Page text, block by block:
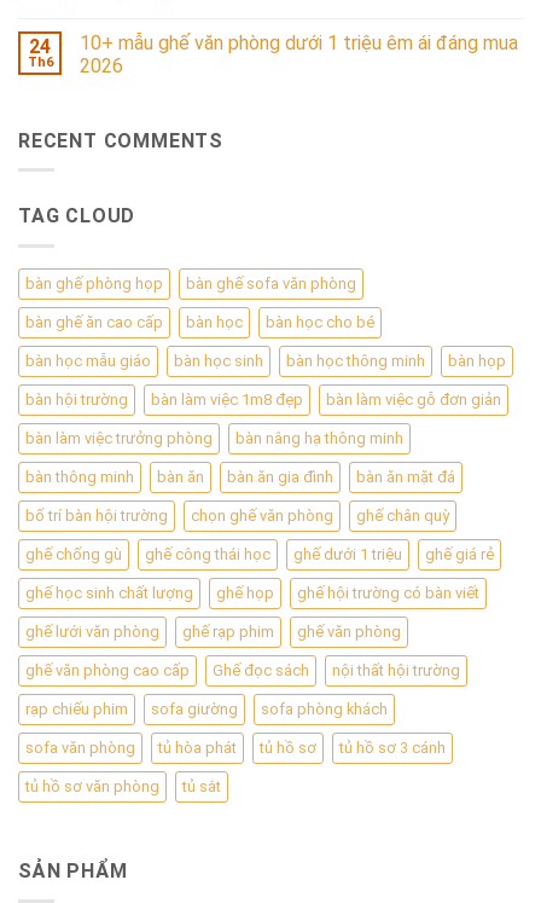
24
Th6
10+ mẫu ghế văn phòng dưới 1 triệu êm ái đáng mua
2026
RECENT COMMENTS
TAG CLOUD
bàn ghế phòng họp bàn ghế sofa văn phòng
bàn ghế ăn cao cấp bàn học bàn học cho bé
bàn học mẫu giáo bàn học sinh bàn học thông minh bàn họp
bàn hội trường bàn làm việc 1m8 đẹp bàn làm việc gỗ đơn giản
bàn làm việc trưởng phòng bàn nâng hạ thông minh
bàn thông minh bàn ăn bàn ăn gia đình bàn ăn mặt đá
bố trí bàn hội trường chọn ghế văn phòng ghế chân quỳ
ghế chống gù ghế công thái học ghế dưới 1 triệu ghế giá rẻ
ghế học sinh chất lượng ghế họp ghế hội trường có bàn viết
ghế lưới văn phòng ghế rạp phim ghế văn phòng
ghế văn phòng cao cấp Ghế đọc sách nội thất hội trường
rạp chiếu phim sofa giường sofa phòng khách
sofa văn phòng tủ hòa phát tủ hồ sơ tủ hồ sơ 3 cánh
tủ hồ sơ văn phòng tủ sắt
SẢN PHẨM